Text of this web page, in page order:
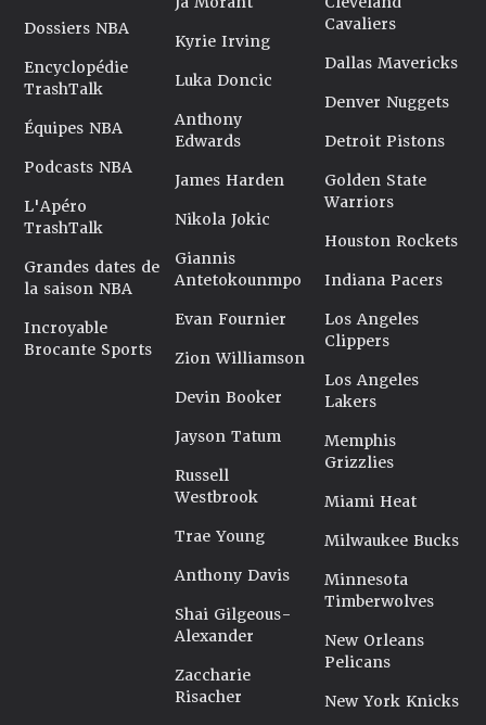
Dossiers NBA
Encyclopédie
TrashTalk
Équipes NBA
Podcasts NBA
L'Apéro
TrashTalk
Grandes dates de
la saison NBA
Incroyable
Brocante Sports
Kyrie Irving
Luka Doncic
Anthony
Edwards
James Harden
Nikola Jokic
Giannis
Antetokounmpo
Evan Fournier
Zion Williamson
Devin Booker
Jayson Tatum
Russell
Westbrook
Trae Young
Anthony Davis
Shai Gilgeous-
Alexander
Zaccharie
Risacher
Cavaliers
Dallas Mavericks
Denver Nuggets
Detroit Pistons
Golden State
Warriors
Houston Rockets
Indiana Pacers
Los Angeles
Clippers
Los Angeles
Lakers
Memphis
Grizzlies
Miami Heat
Milwaukee Bucks
Minnesota
Timberwolves
New Orleans
Pelicans
New York Knicks